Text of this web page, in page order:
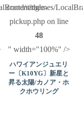
single-
content/themes/
pickup.php on line
48
" width="100%" />
ハワイアンジュエリ
ー〔K10YG〕新星と
昇る太陽/カノア・ホ
クホウリング